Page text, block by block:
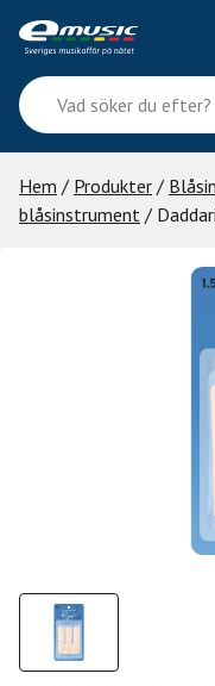
content
Vad
söker
du
efter?
Hem / Produkter /
blåsinstrument /